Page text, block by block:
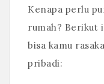
Kenapa perlu
rumah? Berikut
bisa kamu
pribadi: